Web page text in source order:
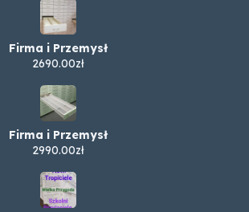
Firma i Przemysł
2690.00zł
Firma i Przemysł
2990.00zł